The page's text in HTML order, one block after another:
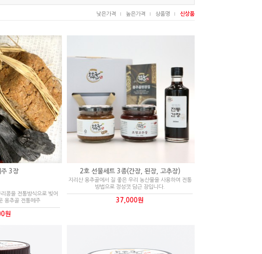
낮은가격 높은가격 상품명 신상품
주 3장
콩을 전통방식으로 빚어
용추골 전통메주
원
2호 선물세트 3종(간장, 된장, 고추장)
지리산 용추골에서 질 좋은 우리 농산물을 사용하여 전통
방법으로 정성껏 담근 장입니다.
37,000원